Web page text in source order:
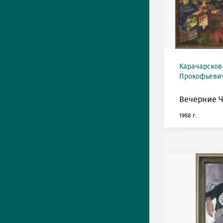
Вечерние
1958 г.